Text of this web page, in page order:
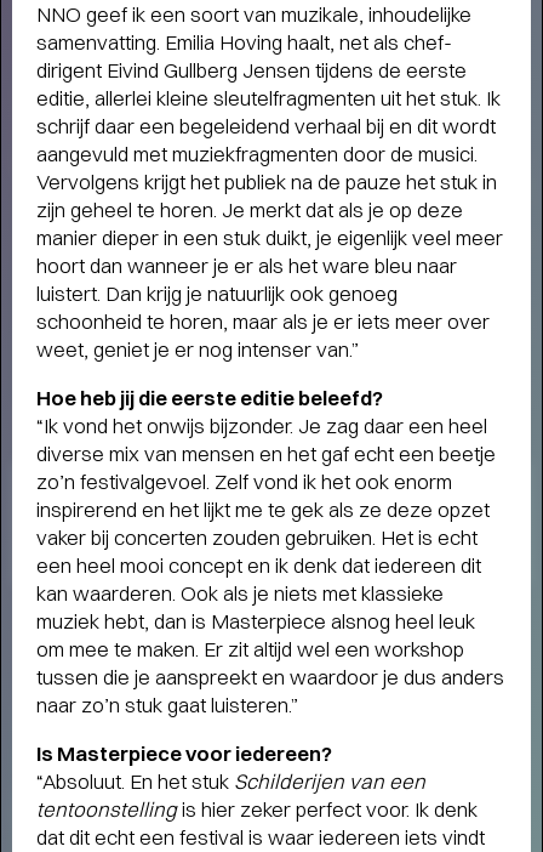
FAMILIE VOORSTELLINGEN VOOR
KLEINE EN GROTE KINDEREN-
Schuif aan bij SPOT voor het mooiste jeugdtheater!
NNO geef ik een soort van muzikale, inhoudelijke
samenvatting. Emilia Hoving haalt, net als chef-
dirigent Eivind Gullberg Jensen tijdens de eerste
editie, allerlei kleine sleutelfragmenten uit het stuk. Ik
schrijf daar een begeleidend verhaal bij en dit wordt
aangevuld met muziekfragmenten door de musici.
Vervolgens krijgt het publiek na de pauze het stuk in
zijn geheel te horen. Je merkt dat als je op deze
manier dieper in een stuk duikt, je eigenlijk veel meer
hoort dan wanneer je er als het ware bleu naar
luistert. Dan krijg je natuurlijk ook genoeg
schoonheid te horen, maar als je er iets meer over
weet, geniet je er nog intenser van.”
Hoe heb jij die eerste editie beleefd?
“Ik vond het onwijs bijzonder. Je zag daar een heel
diverse mix van mensen en het gaf echt een beetje
zo’n festivalgevoel. Zelf vond ik het ook enorm
inspirerend en het lijkt me te gek als ze deze opzet
vaker bij concerten zouden gebruiken. Het is echt
een heel mooi concept en ik denk dat iedereen dit
kan waarderen. Ook als je niets met klassieke
muziek hebt, dan is Masterpiece alsnog heel leuk
om mee te maken. Er zit altijd wel een workshop
tussen die je aanspreekt en waardoor je dus anders
naar zo’n stuk gaat luisteren.”
Is Masterpiece voor iedereen?
“Absoluut. En het stuk Schilderijen van een
tentoonstellingis hier zeker perfect voor. Ik denk
dat dit echt een festival is waar iedereen iets vindt